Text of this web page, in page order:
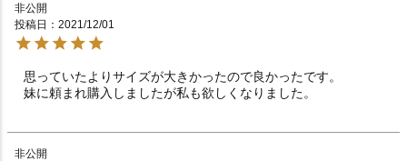
非公開
投稿日
2021/12/01
思っていたよりサイズが大きかったので良かったです。
妹に頼まれ購入しましたが私も欲しくなりました。
非公開